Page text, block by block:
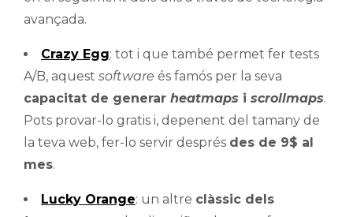
avançada.
Crazy Egg: tot i que també permet fer tests
A/B, aquest software és famós per la seva
capacitat de generar heatmaps i scrollmaps.
Pots provar-lo gratis i, depenent del tamany de
la teva web, fer-lo servir després des de 9$ al
mes.
Lucky Orange: un altre clàssic dels